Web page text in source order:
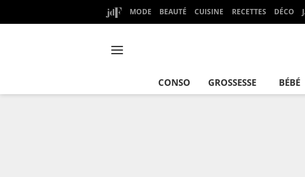
MODE BEAUTÉ CUISINE RECETTES DÉCO
CONSO GROSSESSE BÉBÉ